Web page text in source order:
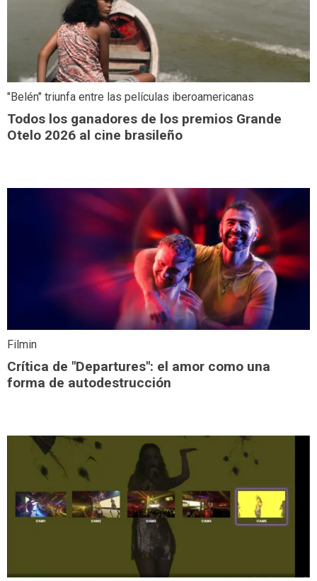
"Belén" triunfa entre las películas iberoamericanas
Todos los ganadores de los premios Grande
Otelo 2026 al cine brasileño
Filmin
Crítica de "Departures": el amor como una
forma de autodestrucción